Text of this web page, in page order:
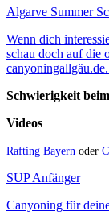
Algarve Summer
Wenn dich
schau doch auf die
Schwierigkeit
Videos
Rafting Bayern oder
SUP Anfänger
Canyoning für